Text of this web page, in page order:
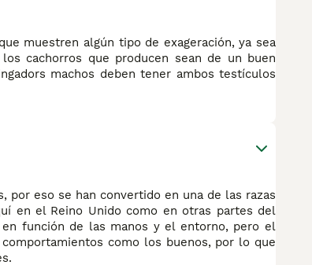
muestren algún tipo de exageración, ya sea
cachorros que producen sean de un buen
machos deben tener ambos testículos
por eso se han convertido en una de las razas
en el Reino Unido como en otras partes del
función de las manos y el entorno, pero el
como los buenos, por lo que